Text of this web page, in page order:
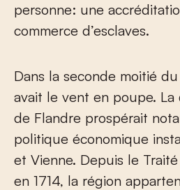
personne: une
commerce d’esclaves.
Dans la seconde moitié
avait le vent en poupe.
de Flandre prospérait
politique économique
et Vienne. Depuis le
en 1714, la région